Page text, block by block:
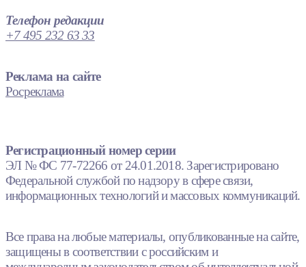
Телефон редакции
+7 495 232 63 33
Реклама на сайте
Росреклама
Регистрационный номер серии
ЭЛ № ФС 77-72266 от 24.01.2018. Зарегистрировано
Федеральной службой по надзору в сфере связи,
информационных технологий и массовых коммуникаций.
Все права на любые материалы, опубликованные на сайте,
защищены в соответствии с российским и